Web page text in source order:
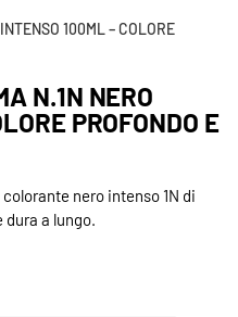
100ML – COLORE
N.1N NERO
PROFONDO E
nero intenso 1N di
dura a lungo.